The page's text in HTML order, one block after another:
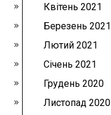
Квітень 2021
Березень 2021
Лютий 2021
Січень 2021
Грудень 2020
Листопад 2020